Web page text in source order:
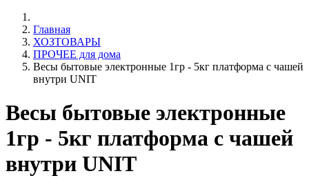
Главная
ХОЗТОВАРЫ
ПРОЧЕЕ для дома
Весы бытовые электронные 1гр - 5кг платформа с чашей
внутри UNIT
Весы бытовые электронные
1гр - 5кг платформа с чашей
внутри UNIT